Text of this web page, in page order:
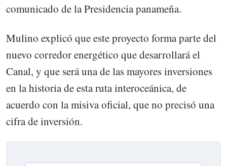
comunicado de la Presidencia panameña.
Mulino explicó que este proyecto forma parte del
nuevo corredor energético que desarrollará el
Canal, y que será una de las mayores inversiones
en la historia de esta ruta interoceánica, de
acuerdo con la misiva oficial, que no precisó una
cifra de inversión.